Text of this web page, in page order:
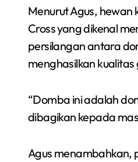
Menurut Agus,
Cross yang dikenal
persilangan antara
menghasilkan
“Domba ini adalah
dibagikan kepada
Agus menambahkan,